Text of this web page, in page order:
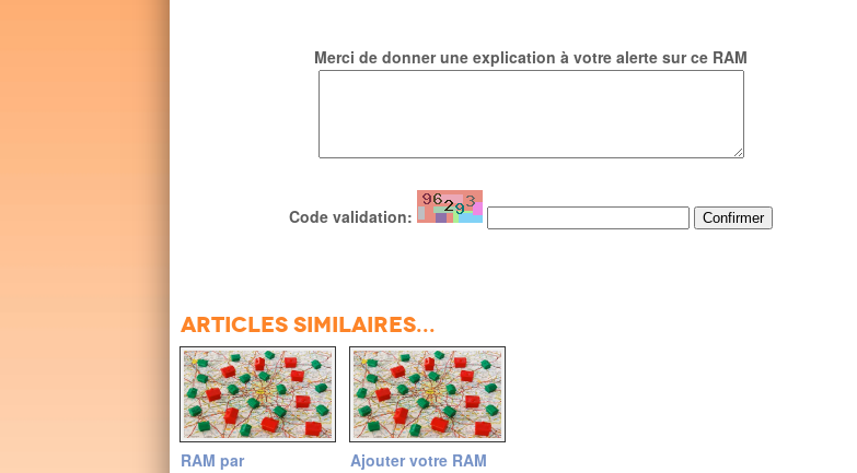
Merci de donner une explication à votre alerte sur ce RAM
Code validation:
Articles similaires...
RAM par
Ajouter votre RAM